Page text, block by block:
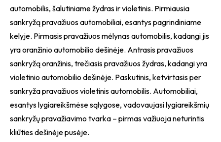
automobilis, šalutiniame žydras ir violetinis. Pirmiausia
sankryžą pravažiuos automobiliai, esantys pagrindiniame
kelyje. Pirmasis pravažiuos mėlynas automobilis, kadangi jis
yra oranžinio automobilio dešinėje. Antrasis pravažiuos
sankryžą oranžinis, trečiasis pravažiuos žydras, kadangi yra
violetinio automobilio dešinėje. Paskutinis, ketvirtasis per
sankryža pravažiuos violetinis automobilis. Automobiliai,
esantys lygiareikšmėse sąlygose, vadovaujasi lygiareikšmių
sankryžų pravažiavimo tvarka – pirmas važiuoja neturintis
kliūties dešinėje pusėje.